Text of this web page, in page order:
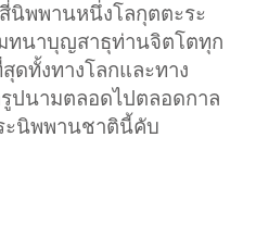
นิพพานหนึ่งโลกุตตะระ
ทนาบุญสาธุท่านจิตโตทุก
ดทั้งทางโลกและทาง
ปนามตลอดไปตลอดกาล
ะนิพพานชาตินี้คับ